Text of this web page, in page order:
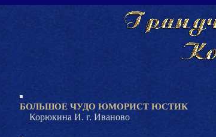
БОЛЬШОЕ ЧУДО ЮМОРИСТ ЮСТИК
Корюкина И. г. Иваново